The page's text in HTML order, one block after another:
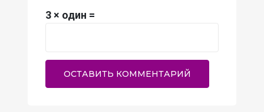
3 × один =